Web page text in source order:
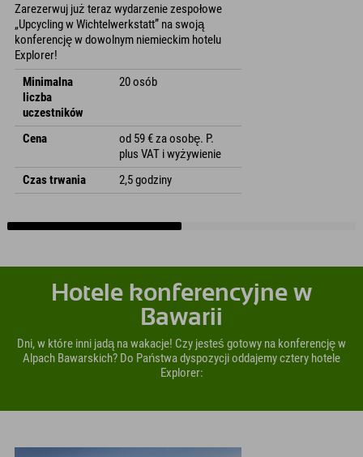
Zarezerwuj już teraz wydarzenie zespołowe
„Upcycling w Wichtelwerkstatt” na swoją
konferencję w dowolnym niemieckim hotelu
Explorer!
Minimalna
liczba
uczestników
20 osób
Cena
od 59 € za osobę. P.
plus VAT i wyżywienie
Czas trwania
2,5 godziny
Hotele konferencyjne w
Bawarii
Dni, w które inni jadą na wakacje! Czy jesteś gotowy na konferencję w
Alpach Bawarskich? Do Państwa dyspozycji oddajemy cztery hotele
Explorer: